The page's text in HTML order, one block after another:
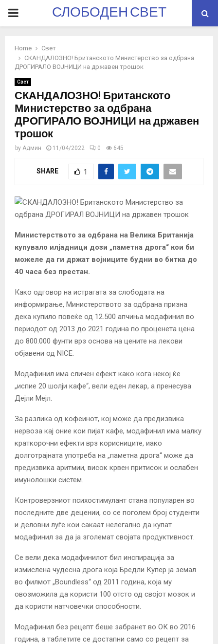
PRIMARYСЛОБОДЕН СВЕТ
Home
Свет
СКАНДАЛОЗНО! Британското Министерство за одбрана
ДРОГИРАЛО ВОЈНИЦИ на државен трошок
Свет
СКАНДАЛОЗНО! Британското
Министерство за одбрана
ДРОГИРАЛО ВОЈНИЦИ на државен
трошок
by Админ 11/04/2022 0 645
SHARE 1
Министерството за одбрана на Велика Британија
купувало илјадници дози „паметна дрога“ кои би
можеле да ги држат војниците будни во битка до
40 часа без престан.
Како одговор на истрагата за слободата на
информирање, Министерството за одбрана призна
дека купило повеќе од 12.500 апчиња модафинил во
периодот од 2013 до 2021 година по проценета цена
до 800.000 фунти врз основа на цените на лекови
објавени од NICE.
Модафинил има сличен ефект како кога некој ќе
„испие 20 шолји кафе“, вели еден лекар, а пренесува
Дејли Мејл.
За разлика од кофеинот, кој може да предизвика
нервоза кај оние кои пијат кафе, модафинил има малку
краткорочни ефекти врз корисниците, иако
долготрајната употреба на „паметна дрога“ може да
предизвика аритмии, висок крвен притисок и ослабен
имунолошки систем.
Контроверзниот психостимулант стана популарен во
последните две децении, со се поголем број студенти
и деловни луѓе кои сакаат нелегално да купат
модафинил за да ја зголемат својата продуктивност.
Се вели дека модафинилот бил инспирација за
измислена чудесна дрога која Бредли Купер ја земал
во филмот „Boundless“ од 2011 година, која му
овозможила да користи 100 отсто од својот мозок и
да користи натчовечки способности.
Модафинил без рецепт беше забранет во ОК во 2016
година, а таблетите се достапни само со рецепт за